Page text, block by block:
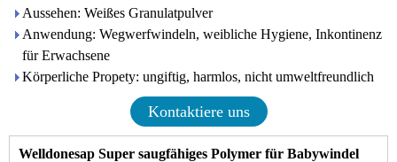
Aussehen: Weißes Granulatpulver
Anwendung: Wegwerfwindeln, weibliche Hygiene, Inkontinenz
für Erwachsene
Körperliche Propety: ungiftig, harmlos, nicht umweltfreundlich
Kontaktiere uns
Welldonesap Super saugfähiges Polymer für Babywindel